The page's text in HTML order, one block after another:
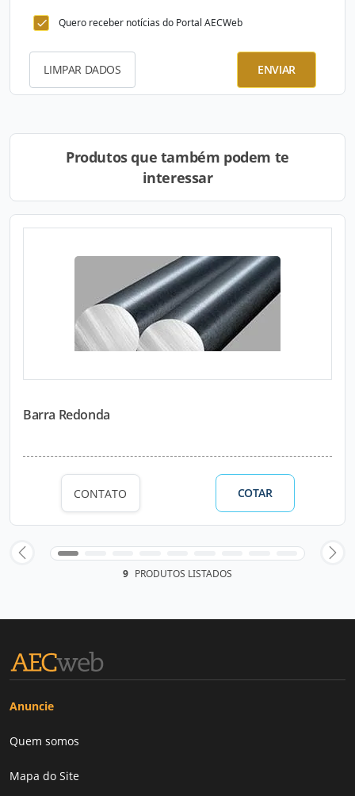
Quero receber notícias do Portal AECWeb
LIMPAR DADOS ENVIAR
Produtos que também podem te
interessar
Barra Redonda
CONTATO COTAR
9 PRODUTOS LISTADOS
Anuncie
Quem somos
Mapa do Site